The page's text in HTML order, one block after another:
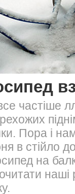
частіше
Пора і
в стійло
на